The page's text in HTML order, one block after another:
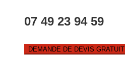
07 49 23 94 59
DEMANDE DE DEVIS GRATUIT